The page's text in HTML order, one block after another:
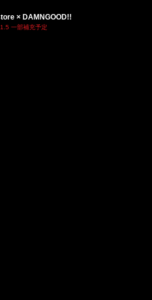
× DAMNGOOD!!
一部補充予定